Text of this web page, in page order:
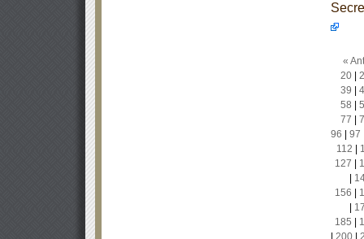
«
20|
39
58
77
96
97
112
127
156
185
200|